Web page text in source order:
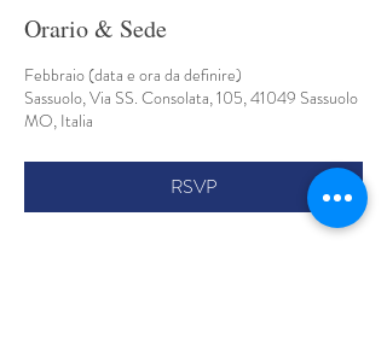
Orario & Sede
Febbraio (data e ora da definire)
Sassuolo, Via SS. Consolata, 105, 41049 Sassuolo
MO, Italia
RSVP